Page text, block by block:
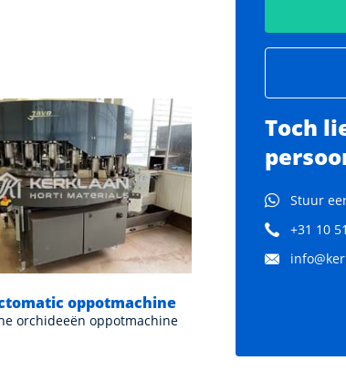
Toch
Stuur
+31 10
oppotmachine
orchideeën oppotmachine
Verkocht